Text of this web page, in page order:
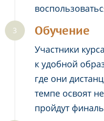
Обучение
Участники
к удобной
где они
темпе освоят
пройдут